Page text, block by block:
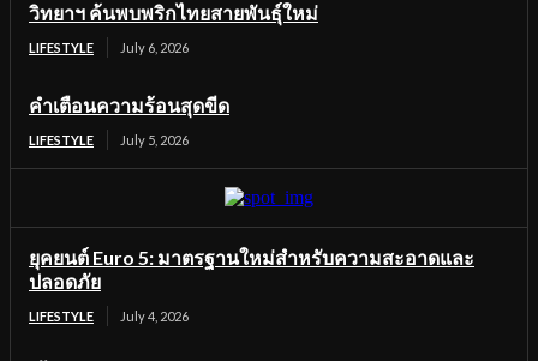
วิทยาฯ ค้นพบพริกไทยสายพันธุ์ใหม่
LIFESTYLE July 6, 2026
คำเตือนความร้อนสุดขีด
LIFESTYLE July 5, 2026
ยุคยนต์ Euro 5: มาตรฐานใหม่สำหรับความสะอาดและ
ปลอดภัย
LIFESTYLE July 4, 2026